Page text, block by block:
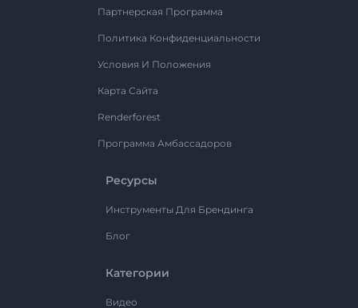
Партнерская Программа
Политика Конфиденциальности
Условия И Положения
Карта Сайта
Renderforest
Программа Амбассадоров
Ресурсы
Инструменты Для Брендинга
Блог
Категории
Видео